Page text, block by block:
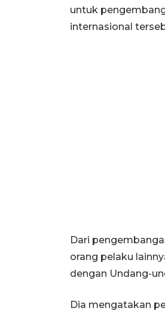
untuk
internasional
Dari
orang pelaku
dengan Undang-
Dia mengatakan